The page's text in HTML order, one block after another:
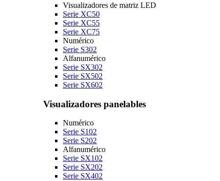
Visualizadores de matriz LED
Serie XC50
Serie XC55
Serie XC75
Numérico
Serie S302
Alfanumérico
Serie SX302
Serie SX502
Serie SX602
Visualizadores panelables
Numérico
Serie S102
Serie S202
Alfanumérico
Serie SX102
Serie SX202
Serie SX402